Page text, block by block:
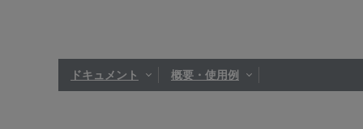
ドキュメント 概要・使用例